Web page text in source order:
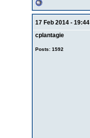
17 Feb 2014 - 19:44
cplantagie
Posts: 1592